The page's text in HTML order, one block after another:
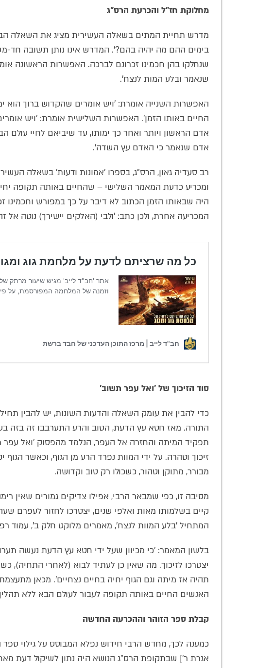
מחלוקת חז"ל והכרעת הרס"ג
מדרש תחיית המתים בשאלה העשירית מציג את השאלה
בימים ההם מה יהיה בהם?'. המדרש אינו נותן תשובה חד-
שנחלקו בהן חכמינו זכרונם לברכה. האפשרות הראשונה
שנאמר ובלע המות לנצח'.
האפשרות השנייה אומרת: 'ויש אומרים שהקדוש ברוך הוא
החיים באותו הזמן'. האפשרות השלישית אומרת: 'ויש
אדם הראשון ויותר ואחר כך ימותו, עד שיביאם לחיי עולם
אדם שנאמר כי האדם עץ השדה'.
רב סעדיה גאון, הרס"ג, בספרו 'אמונות ודעות' בשאלה
ומכריע כדעת המאמר השלישי – שהחיים באותה תקופה
היה שבאותו הזמן הכתוב לא דיבר על כך במפורש וחכמינו
המכריעה אחרת, ולכן כתב: 'ולבי (האלקים יישירך) נוטה אל
סוד הזיכוך של 'ואל עפר תשוב'
כדי להבין את עומק השאלה והדעות השונות, יש להבין
התורה. מאז חטא עץ הדעת, הטוב והרע התערבבו זה בזה
תפקיד המיתה והחזרה אל העפר, הנלמד מהפסוק 'ואל עפר
זיכוך וטהרה. על ידי המוות נפרד הרע מן הגוף, וכאשר
מבורר, מתוקן וטהור, כשכולו רק טוב וקדושה.
מסיבה זו, כפי שמבאר הרבי, אפילו צדיקים גמורים שאין
קיים בשלמותו מאות ואלפי שנים, יצטרכו לחזור לעפרם
המתחיל 'בלע המוות לנצח', מאמרים מלוקט חלק ב', עמוד
בלשון המאמר: 'כי מכיוון שעל ידי חטא עץ הדעת נעשה
יצטרכו לזיכוך. מה שאין כן לעתיד לבוא (לאחרי התחיה),
תהיה אז מיתה וגם הגוף יחיה בחיים נצחיים'. מכאן
האנשים החיים באותה תקופה לעבור לעולם הבא ללא
קבלת ספר הזוהר וההכרעה החדשה
כמענה לכך, מחדש הרבי חידוש נפלא המבוסס על גילוי
אגרת ר'] שבתקופת הרס"ג הנושא היה נתון לשיקול דעת